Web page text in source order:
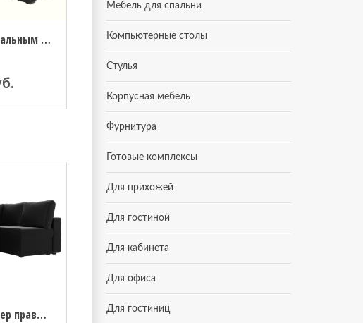
Угловой диван со спальным местом Комфорт велюр Yuma 01/эко-кожа черная
Угловой диван Оливер правый угол, экокожа
Мебель для спальни
Компьютерные столы
Стулья
Корпусная мебель
Фурнитура
Готовые комплексы
Для прихожей
Для гостиной
Для кабинета
Для офиса
Для гостиниц